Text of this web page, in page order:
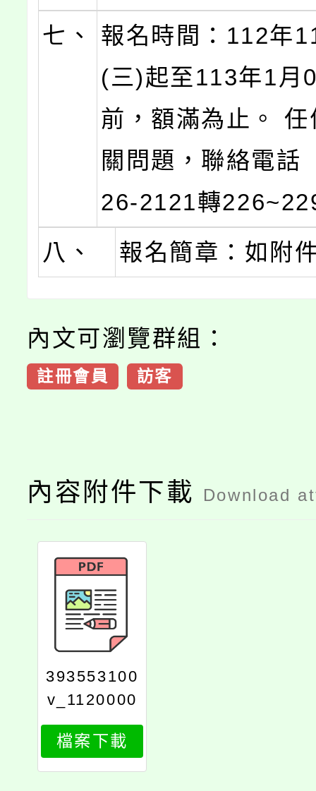
七、
報名時間：112年
(三)起至113年1月
前，額滿為止。
關問題，聯絡電話
26-2121轉
八、
報名簡章：如附
內文可瀏覽群組：
註冊會員 訪客
內容附件下載 Download
393553100
v_1120000
290_989_p
rint
檔案下載